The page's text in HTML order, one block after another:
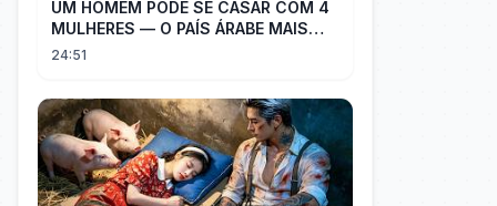
UM HOMEM PODE SE CASAR COM 4
MULHERES — O PAÍS ÁRABE MAIS
POBRE E MAIS PERIGOSO: IÊMEN —
24:51